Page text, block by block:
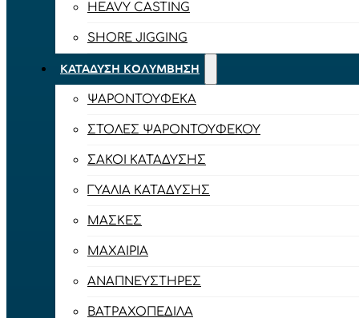
HEAVY CASTING
SHORE JIGGING
ΚΑΤΆΔΥΣΗ ΚΟΛΎΜΒΗΣΗ
ΨΑΡΟΝΤΟΎΦΕΚΑ
ΣΤΟΛΈΣ ΨΑΡΟΝΤΟΎΦΕΚΟΥ
ΣΆΚΟΙ ΚΑΤΆΔΥΣΗΣ
ΓΥΑΛΙΆ ΚΑΤΆΔΥΣΗΣ
ΜΆΣΚΕΣ
ΜΑΧΑΊΡΙΑ
ΑΝΑΠΝΕΥΣΤΉΡΕΣ
ΒΑΤΡΑΧΟΠΈΔΙΛΑ